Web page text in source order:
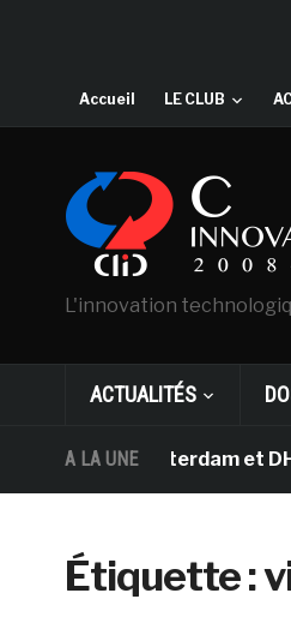
Accueil LE CLUB
L'innovation
ACTUALITÉS
A LA UNE
d’Amsterdam et DHL
Étiquette :